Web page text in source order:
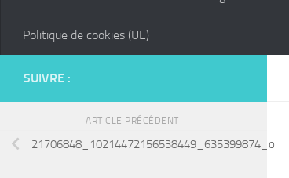
Politique de cookies (UE)
SUIVRE :
ARTICLE PRÉCÉDENT
21706848_10214472156538449_635399874_o